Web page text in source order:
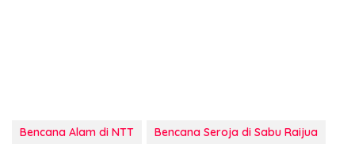
Bencana Alam di NTT
Bencana Seroja di Sabu Raijua